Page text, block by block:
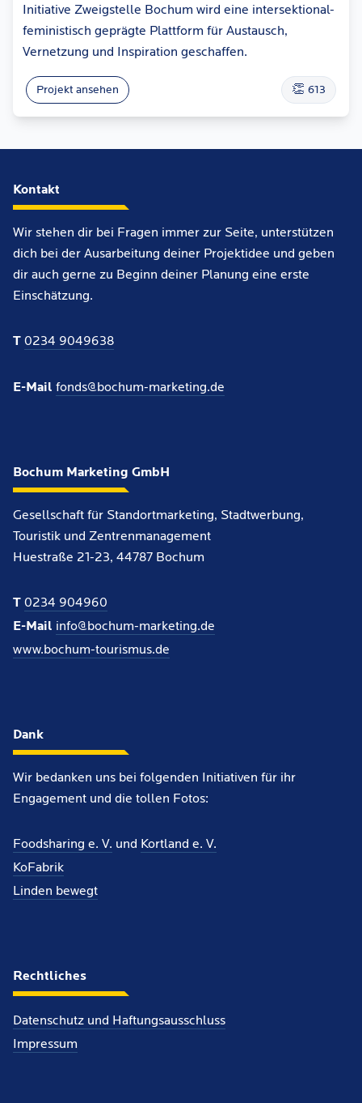
Initiative Zweigstelle Bochum wird eine intersektional-
feministisch geprägte Plattform für Austausch,
Vernetzung und Inspiration geschaffen.
Projekt ansehen 👏 613
Kontakt
Wir stehen dir bei Fragen immer zur Seite, unterstützen
dich bei der Ausarbeitung deiner Projektidee und geben
dir auch gerne zu Beginn deiner Planung eine erste
Einschätzung.
T 0234 9049638
E-Mail fonds@bochum-marketing.de
Bochum Marketing GmbH
Gesellschaft für Standortmarketing, Stadtwerbung,
Touristik und Zentrenmanagement
Huestraße 21-23, 44787 Bochum
T 0234 904960
E-Mail info@bochum-marketing.de
www.bochum-tourismus.de
Dank
Wir bedanken uns bei folgenden Initiativen für ihr
Engagement und die tollen Fotos:
Foodsharing e. V. und Kortland e. V.
KoFabrik
Linden bewegt
Rechtliches
Datenschutz und Haftungsausschluss
Impressum